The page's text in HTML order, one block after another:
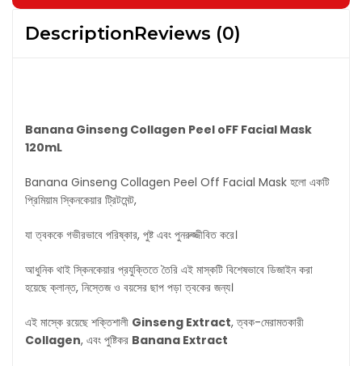
DescriptionReviews (0)
Banana Ginseng Collagen Peel oFF Facial Mask
120mL
Banana Ginseng Collagen Peel Off Facial Mask হলো একটি
প্রিমিয়াম স্কিনকেয়ার ট্রিটমেন্ট,
যা ত্বককে গভীরভাবে পরিষ্কার, পুষ্ট এবং পুনরুজ্জীবিত করে।
আধুনিক থাই স্কিনকেয়ার প্রযুক্তিতে তৈরি এই মাস্কটি বিশেষভাবে ডিজাইন করা
হয়েছে ক্লান্ত, নিস্তেজ ও বয়সের ছাপ পড়া ত্বকের জন্য।
এই মাস্কে রয়েছে শক্তিশালী Ginseng Extract, ত্বক-মেরামতকারী
Collagen, এবং পুষ্টিকর Banana Extract